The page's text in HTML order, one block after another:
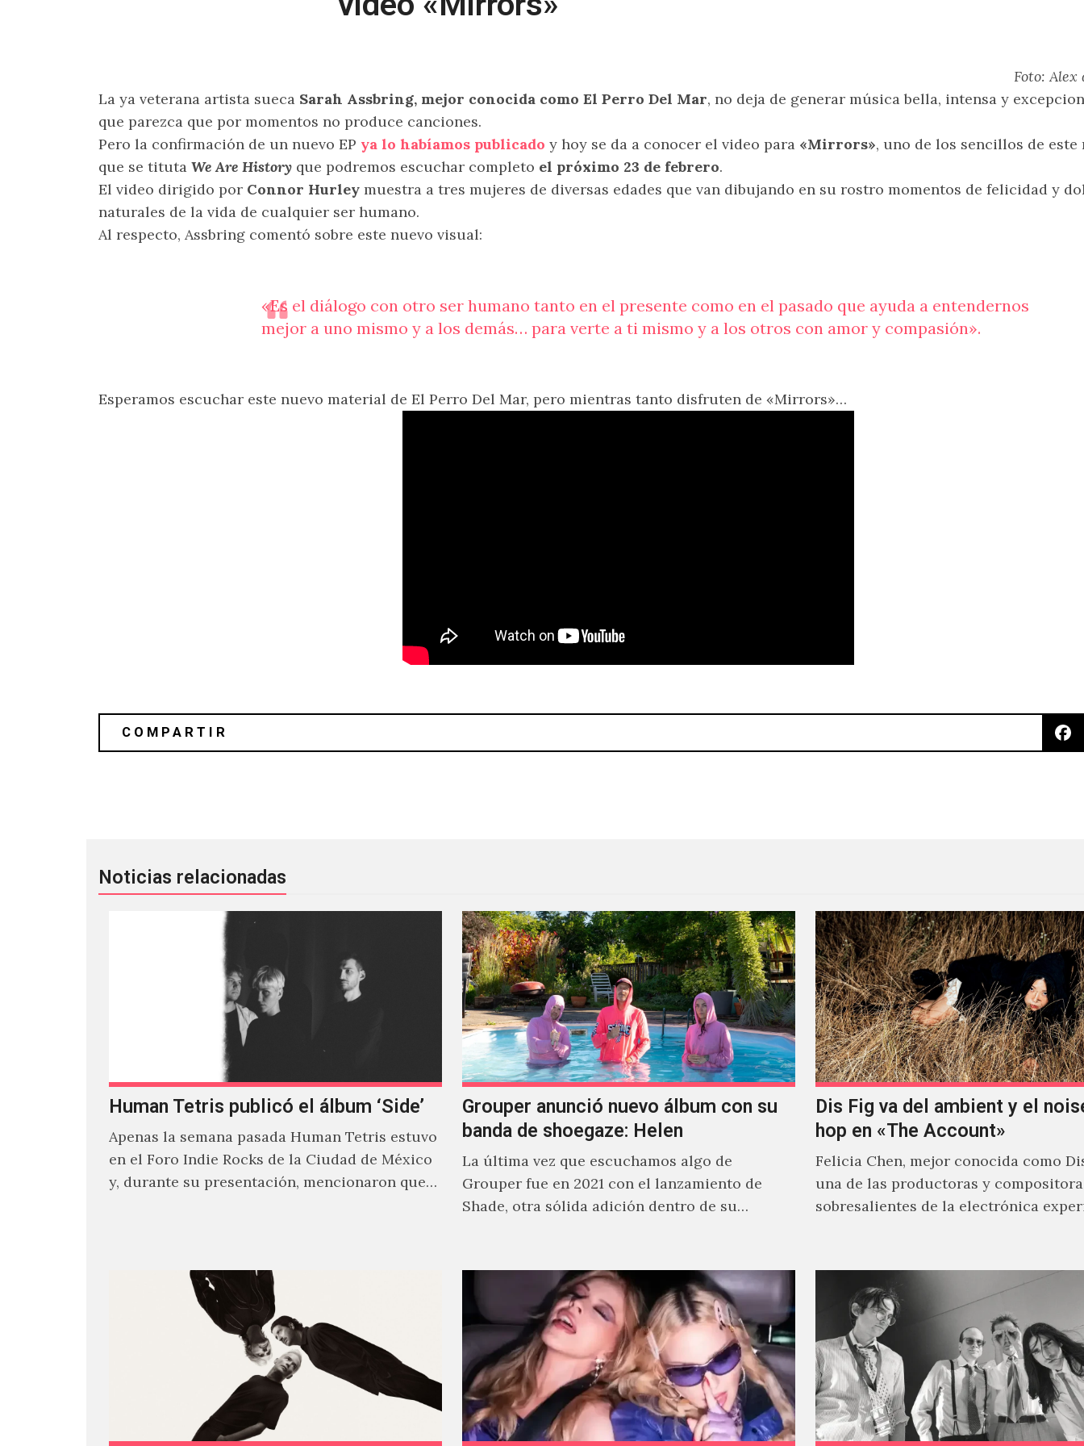
Foto:
La ya veterana artista sueca Sarah Assbring, mejor conocida como El Perro Del Mar, no deja de generar música bella, intensa y
que parezca que por momentos no produce canciones.
Pero la confirmación de un nuevo EP ya lo habíamos publicado y hoy se da a conocer el video para «Mirrors», uno de los sencillos de
que se tituta We Are History que podremos escuchar completo el próximo 23 de febrero.
El video dirigido por Connor Hurley muestra a tres mujeres de diversas edades que van dibujando en su rostro momentos de felicidad y
naturales de la vida de cualquier ser humano.
Al respecto, Assbring comentó sobre este nuevo visual:
«Es el diálogo con otro ser humano tanto en el presente como en el pasado que ayuda a entendernos
mejor a uno mismo y a los demás… para verte a ti mismo y a los otros con amor y compasión».
Esperamos escuchar este nuevo material de El Perro Del Mar, pero mientras tanto disfruten de «Mirrors»…
Noticias relacionadas
Human Tetris publicó el álbum ‘Side’
Apenas la semana pasada Human Tetris estuvo
en el Foro Indie Rocks de la Ciudad de México
y, durante su presentación, mencionaron que
Grouper anunció nuevo álbum con su
banda de shoegaze: Helen
La última vez que escuchamos algo de
Grouper fue en 2021 con el lanzamiento de
Shade, otra sólida adición dentro de su
Dis Fig va del ambient y el
hop en «The Account»
Felicia Chen, mejor conocida como
una de las productoras y
sobresalientes de la electrónica